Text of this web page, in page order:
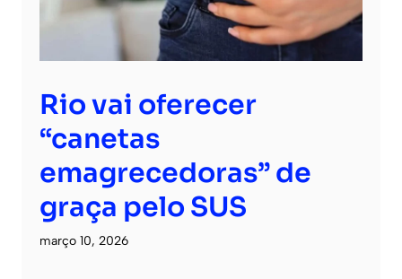
Rio vai oferecer
“canetas
emagrecedoras” de
graça pelo SUS
março 10, 2026